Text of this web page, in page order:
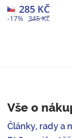
345 Kč
-17%
285 KČ
Vše o
Články, rady a